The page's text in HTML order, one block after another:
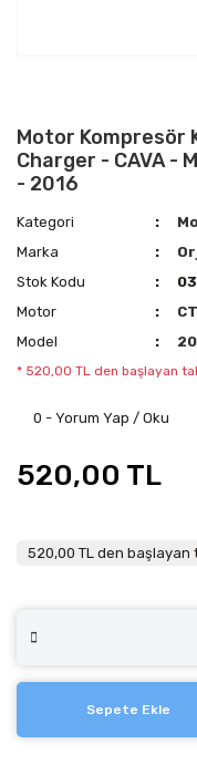
Motor Kompresör
Charger - CAVA -
- 2016
Kategori
Marka
Stok Kodu
Motor
Model
* 520,00 TL den başlayan
0 - Yorum Yap / Oku
520,00 TL
520,00 TL den başlayan
Sepete Ekle